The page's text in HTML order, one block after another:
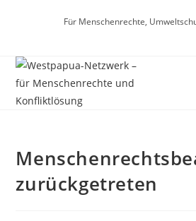
Für Menschenrechte,
zurückgetreten